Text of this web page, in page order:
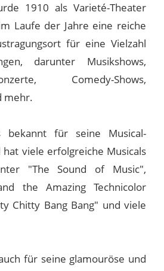
1910 als Varieté-Theater
Laufe der Jahre eine reiche
für eine Vielzahl
darunter Musikshows,
Comedy-Shows,
mehr.
bekannt für seine Musical-
viele erfolgreiche Musicals
"The Sound of Music",
the Amazing Technicolor
Chitty Bang Bang" und viele
für seine glamouröse und